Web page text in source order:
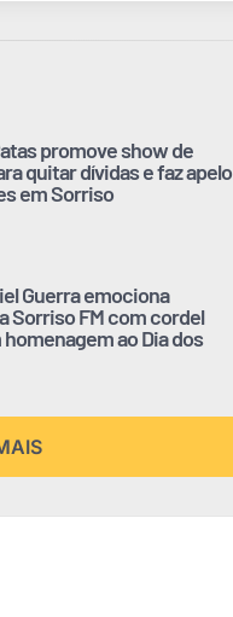
promove show de
quitar dívidas e faz apelo
em Sorriso
Guerra emociona
Sorriso FM com cordel
ao Dia dos